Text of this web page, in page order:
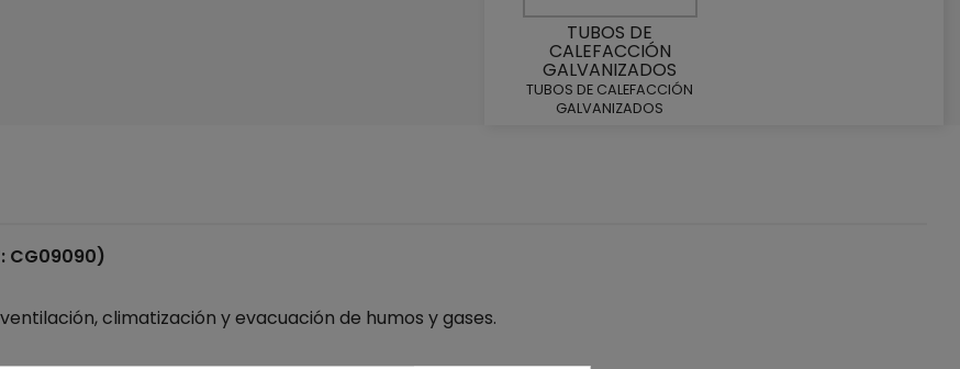
TUBOS DE
CALEFACCIÓN
GALVANIZADOS
TUBOS DE CALEFACCIÓN
GALVANIZADOS
CG09090)
climatización y evacuación de humos y gases.